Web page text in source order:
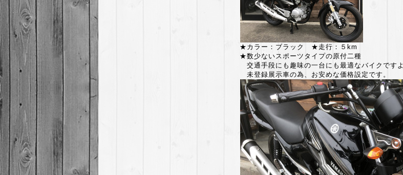
★カラー：ブラック ★走行：５km
★数少ないスポーツタイプの原付二種
交通手段にも趣味の一台にも最適なバイクですよ
未登録展示車の為、お安めな価格設定です。